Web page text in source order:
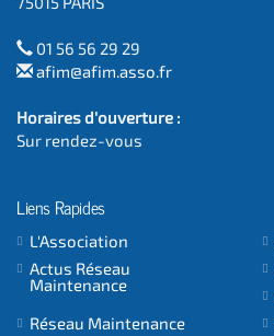
01 56 56 29 29
afim@afim.asso.fr
Horaires d'ouverture :
Sur rendez-vous
Liens Rapides
L'Association
Actus Réseau
Maintenance
Réseau Maintenance